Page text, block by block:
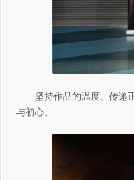
坚持作品的温度、传递
与初心。